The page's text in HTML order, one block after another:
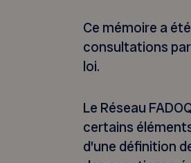
Ce mémoire a
consultations
loi.
Le Réseau
certains
d’une définition